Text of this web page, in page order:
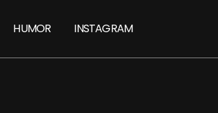
HUMOR INSTAGRAM